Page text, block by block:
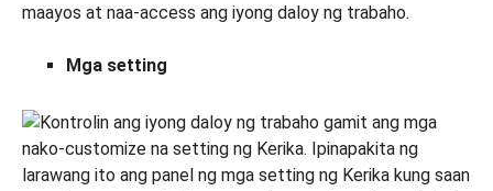
maayos at naa-access ang iyong daloy ng trabaho.
Mga setting